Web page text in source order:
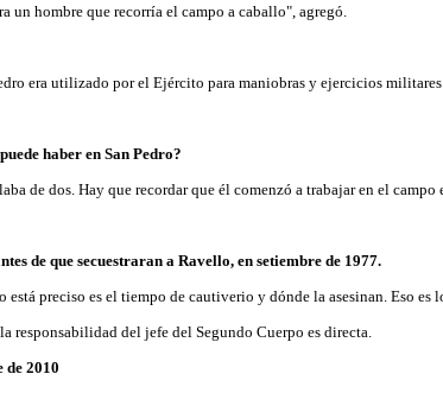
un hombre que recorría el campo a caballo", agregó.
era utilizado por el Ejército para maniobras y ejercicios militares.
haber en San Pedro?
de dos. Hay que recordar que él comenzó a trabajar en el campo
de que secuestraran a Ravello, en setiembre de 1977.
está preciso es el tiempo de cautiverio y dónde la asesinan. Eso
responsabilidad del jefe del Segundo Cuerpo es directa.
de 2010